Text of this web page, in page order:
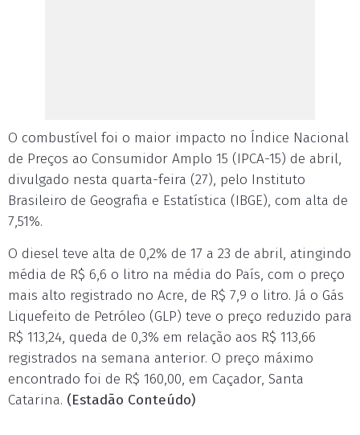
O combustível foi o maior impacto no Índice Nacional
de Preços ao Consumidor Amplo 15 (IPCA-15) de abril,
divulgado nesta quarta-feira (27), pelo Instituto
Brasileiro de Geografia e Estatística (IBGE), com alta de
7,51%.
O diesel teve alta de 0,2% de 17 a 23 de abril, atingindo
média de R$ 6,6 o litro na média do País, com o preço
mais alto registrado no Acre, de R$ 7,9 o litro. Já o Gás
Liquefeito de Petróleo (GLP) teve o preço reduzido para
R$ 113,24, queda de 0,3% em relação aos R$ 113,66
registrados na semana anterior. O preço máximo
encontrado foi de R$ 160,00, em Caçador, Santa
Catarina. (Estadão Conteúdo)